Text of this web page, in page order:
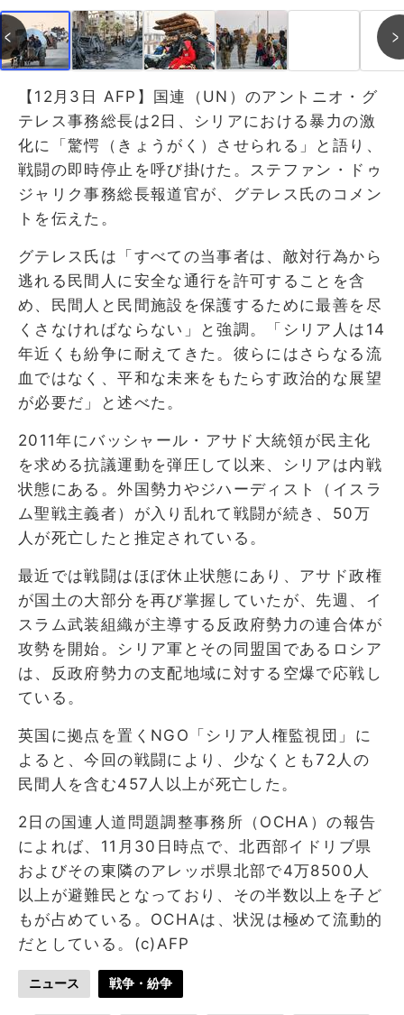
【12月3日 AFP】国連（UN）のアントニオ・グ
テレス事務総長は2日、シリアにおける暴力の激
化に「驚愕（きょうがく）させられる」と語り、
戦闘の即時停止を呼び掛けた。ステファン・ドゥ
ジャリク事務総長報道官が、グテレス氏のコメン
トを伝えた。
グテレス氏は「すべての当事者は、敵対行為から
逃れる民間人に安全な通行を許可することを含
め、民間人と民間施設を保護するために最善を尽
くさなければならない」と強調。「シリア人は14
年近くも紛争に耐えてきた。彼らにはさらなる流
血ではなく、平和な未来をもたらす政治的な展望
が必要だ」と述べた。
2011年にバッシャール・アサド大統領が民主化
を求める抗議運動を弾圧して以来、シリアは内戦
状態にある。外国勢力やジハーディスト（イスラ
ム聖戦主義者）が入り乱れて戦闘が続き、50万
人が死亡したと推定されている。
最近では戦闘はほぼ休止状態にあり、アサド政権
が国土の大部分を再び掌握していたが、先週、イ
スラム武装組織が主導する反政府勢力の連合体が
攻勢を開始。シリア軍とその同盟国であるロシア
は、反政府勢力の支配地域に対する空爆で応戦し
ている。
英国に拠点を置くNGO「シリア人権監視団」に
よると、今回の戦闘により、少なくとも72人の
民間人を含む457人以上が死亡した。
2日の国連人道問題調整事務所（OCHA）の報告
によれば、11月30日時点で、北西部イドリブ県
およびその東隣のアレッポ県北部で4万8500人
以上が避難民となっており、その半数以上を子ど
もが占めている。OCHAは、状況は極めて流動的
だとしている。(c)AFP
ニュース 戦争・紛争